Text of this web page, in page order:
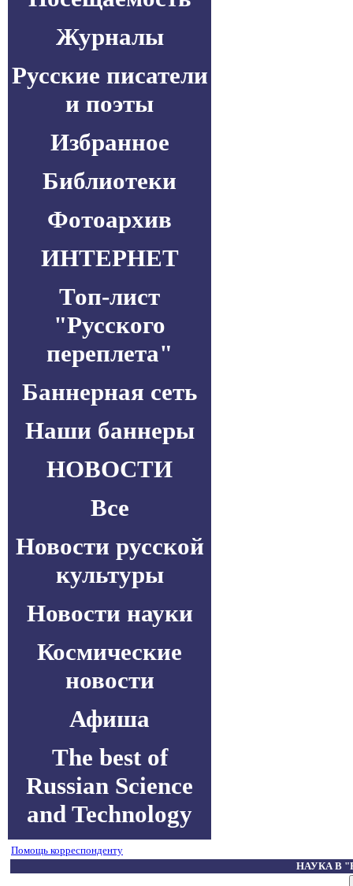
Журналы
Русские писатели
и поэты
Избранное
Библиотеки
Фотоархив
ИНТЕРНЕТ
Топ-лист
"Русского
переплета"
Баннерная сеть
Наши баннеры
НОВОСТИ
Все
Новости русской
культуры
Новости науки
Космические
новости
Афиша
The best of
Russian Science
and Technology
Помощь корреспонденту
НАУКА В